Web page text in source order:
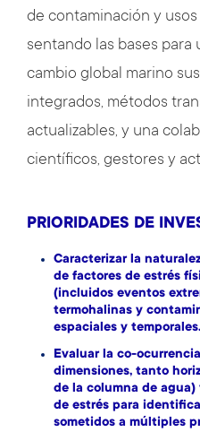
de contaminación y usos
sentando las bases
cambio global marino
integrados, métodos
actualizables, y una
científicos, gestores y
PRIORIDADES DE
Caracterizar la
de factores de estrés
(incluidos eventos
termohalinas y
espaciales y temporales.
Evaluar la co-
dimensiones, tanto
de la columna de
de estrés para
sometidos a múltiples